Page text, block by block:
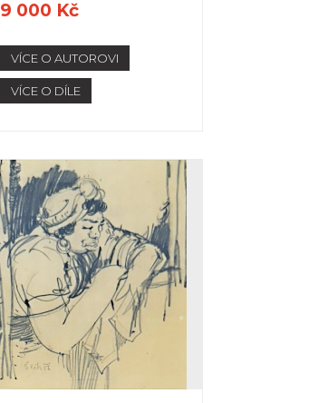
9 000 Kč
VÍCE O AUTOROVI
VÍCE O DÍLE